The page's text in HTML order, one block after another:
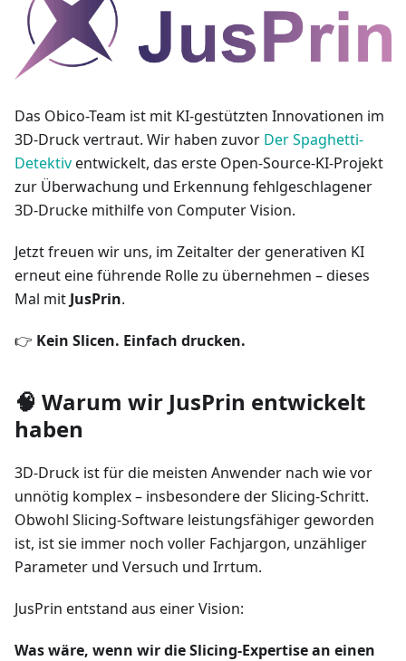
Das Obico-Team ist mit KI-gestützten Innovationen im
3D-Druck vertraut. Wir haben zuvor Der Spaghetti-
Detektiventwickelt, das erste Open-Source-KI-Projekt
zur Überwachung und Erkennung fehlgeschlagener
3D-Drucke mithilfe von Computer Vision.
Jetzt freuen wir uns, im Zeitalter der generativen KI
erneut eine führende Rolle zu übernehmen – dieses
Mal mit JusPrin.
👉 Kein Slicen. Einfach drucken.
🧠 Warum wir JusPrin entwickelt
haben
3D-Druck ist für die meisten Anwender nach wie vor
unnötig komplex – insbesondere der Slicing-Schritt.
Obwohl Slicing-Software leistungsfähiger geworden
ist, ist sie immer noch voller Fachjargon, unzähliger
Parameter und Versuch und Irrtum.
JusPrin entstand aus einer Vision:
Was wäre, wenn wir die Slicing-Expertise an einen